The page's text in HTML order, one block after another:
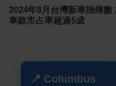
2024年8月台灣新車掛牌
車款市占率超過5成
📍 Columbus